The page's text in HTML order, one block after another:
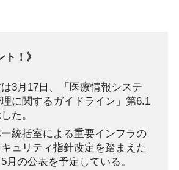
ト！》
3月17日、「医療情報システ
に関するガイドライン」第6.1
た。
統括室による重要インフラの
ュリティ指針改定を踏まえた
月の公表を予定している。